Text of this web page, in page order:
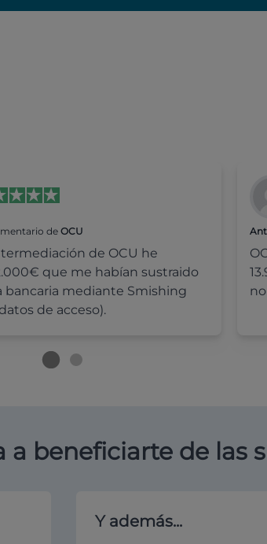
de OCU
de OCU he
que me habían sustraido
bancaria mediante Smishing
de acceso).
beneficiarte de las
Y además...